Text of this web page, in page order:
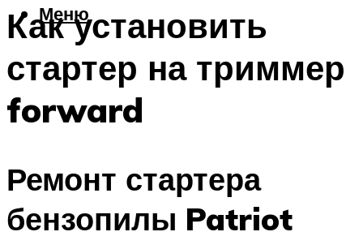
Меню
Как установить
стартер на триммер
forward
Ремонт стартера
бензопилы Patriot